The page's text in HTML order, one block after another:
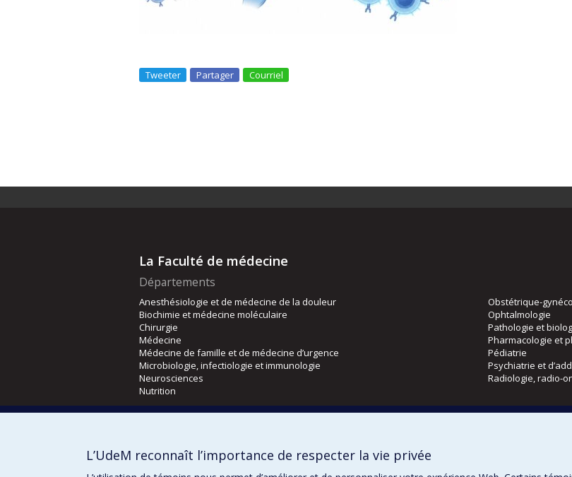
Tweeter Partager Courriel
La Faculté de médecine
Départements
Anesthésiologie et de médecine de la douleur
Biochimie et médecine moléculaire
Chirurgie
Médecine
Médecine de famille et de médecine d’urgence
Microbiologie, infectiologie et immunologie
Neurosciences
Nutrition
Obstétrique-
Ophtalmologie
Pathologie et
Pharmacologie et
Pédiatrie
Psychiatrie et
Radiologie, radio-
Orthophonie et audiologie
L’UdeM reconnaît l’importance de respecter la vie privée